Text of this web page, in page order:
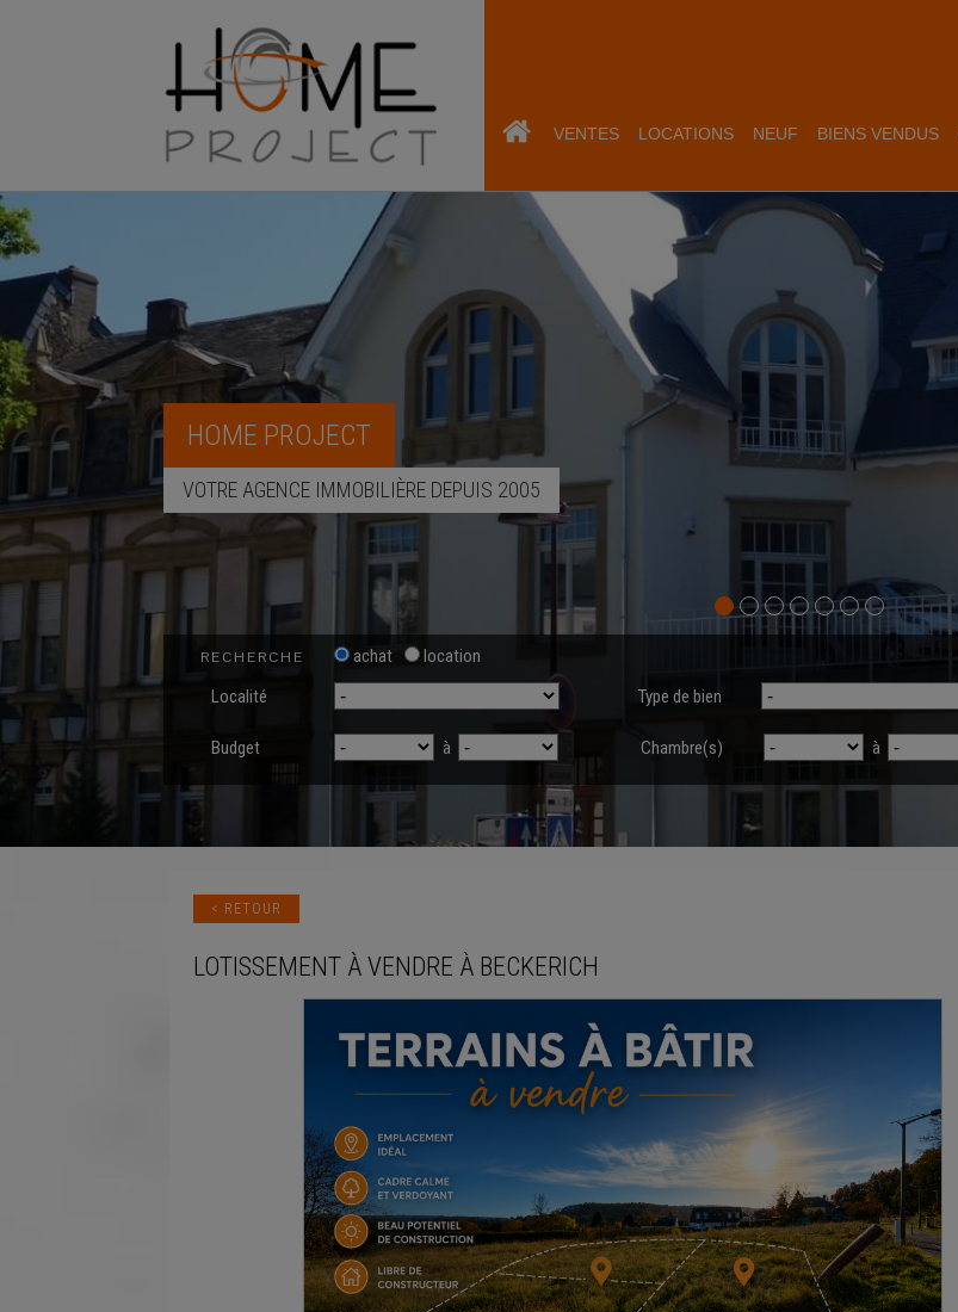
VENTES LOCATIONS NEUF BIENS VENDUS
HOME PROJECT
VOTRE AGENCE IMMOBILIÈRE DEPUIS 2005
RECHERCHE achat
location
Localité
Type de bien
Budget à Chambre(s) à
< RETOUR
LOTISSEMENT À VENDRE À BECKERICH